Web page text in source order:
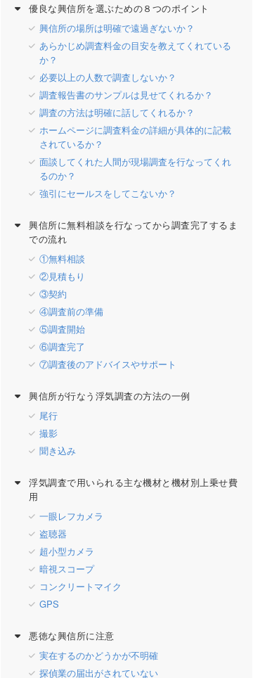
優良な興信所を選ぶための８つのポイント
興信所の場所は明確で遠過ぎないか？
あらかじめ調査料金の目安を教えてくれている
か？
必要以上の人数で調査しないか？
調査報告書のサンプルは見せてくれるか？
調査の方法は明確に話してくれるか？
ホームページに調査料金の詳細が具体的に記載
されているか？
面談してくれた人間が現場調査を行なってくれ
るのか？
強引にセールスをしてこないか？
興信所に無料相談を行なってから調査完了するま
での流れ
①無料相談
②見積もり
③契約
④調査前の準備
⑤調査開始
⑥調査完了
⑦調査後のアドバイスやサポート
興信所が行なう浮気調査の方法の一例
尾行
撮影
聞き込み
浮気調査で用いられる主な機材と機材別上乗せ費
用
一眼レフカメラ
盗聴器
超小型カメラ
暗視スコープ
コンクリートマイク
GPS
悪徳な興信所に注意
実在するのかどうかが不明確
探偵業の届出がされていない